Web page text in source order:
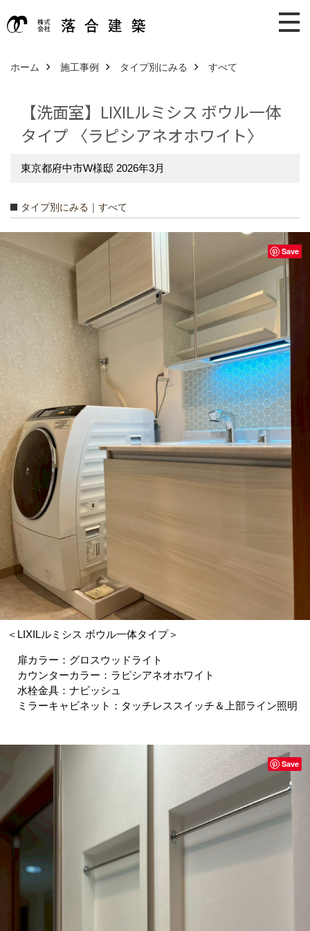
ホーム 施工事例 タイプ別にみる すべて
【洗面室】LIXILルミシス ボウル一体
タイプ 〈ラピシアネオホワイト〉
東京都府中市W様邸 2026年3月
タイプ別にみる｜すべて
＜LIXILルミシス ボウル一体タイプ＞
扉カラー：グロスウッドライト
カウンターカラー：ラピシアネオホワイト
水栓金具：ナビッシュ
ミラーキャビネット：タッチレススイッチ＆上部ライン照明
Save
Save